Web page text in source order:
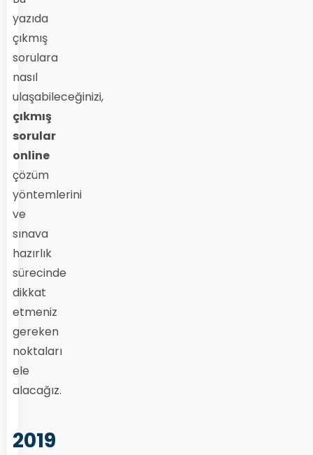
yazıda
çıkmış
sorulara
nasıl
ulaşabileceğinizi,
çıkmış
sorular
online
çözüm
yöntemlerini
ve
sınava
hazırlık
sürecinde
dikkat
etmeniz
gereken
noktaları
ele
alacağız.
2019